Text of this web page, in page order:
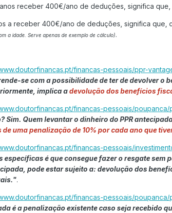
receber 400€/ano de deduções, significa
a receber 400€/ano de deduções, significa
a idade. Serve apenas de exemplo de cálculo).
financas-pessoais/ppr-
se com a possibilidade de ter de devolver o
implica adevolução dos benefícios
financas-pessoais/
Sim. Quem levantar o dinheiro do PPR
uma penalização de 10% por cada ano que
financas-pessoais/
específicas é que consegue fazer o resgate
pode estar sujeito a: devolução dos
.
financas-pessoais/
é a penalização existente caso seja recebido